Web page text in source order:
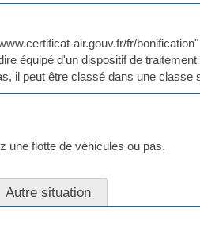
air.gouv.fr/fr/
équipé d'un dispositif de
il peut être classé dans une classe
une flotte de véhicules ou pas.
Autre situation